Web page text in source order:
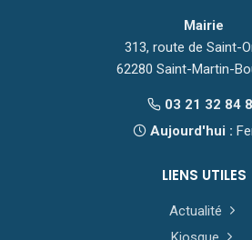
Mairie
313, route de Saint-
62280 Saint-Martin-
03 21 32 84
Aujourd'hui :
LIENS UTILES
Actualité